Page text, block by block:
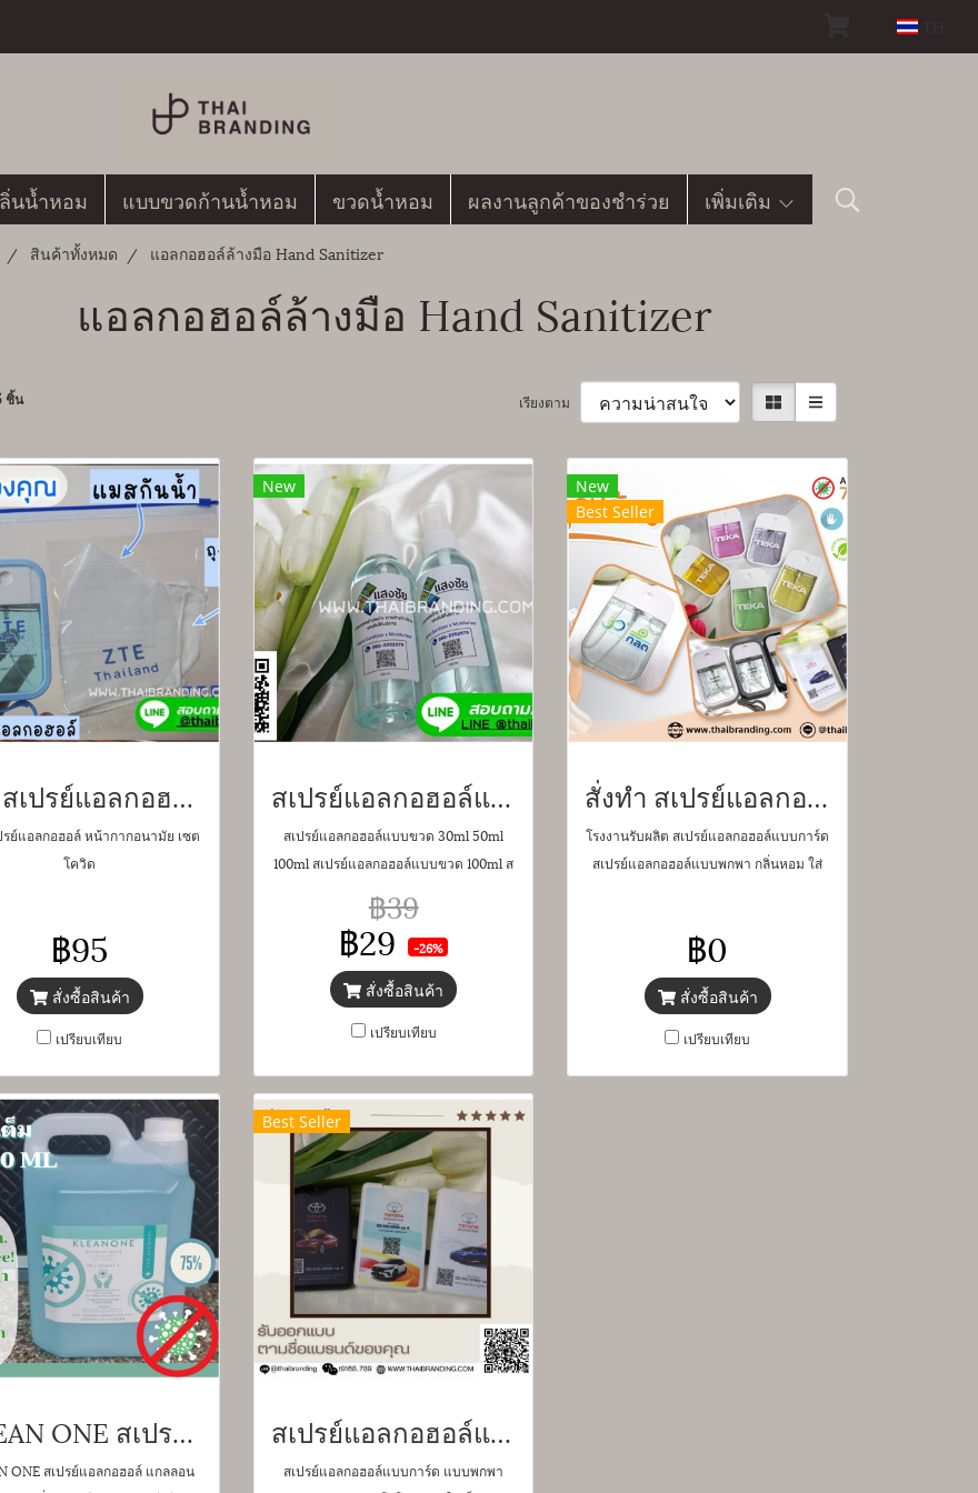
นน้ำหอม แบบขวดก้านน้ำหอม ขวดน้ำหอม ผลงานลูกค้าของชำร่วย เพิ่มเติม
สินค้าทั้งหมด แอลกอฮอล์ล้างมือ Hand Sanitizer
แอลกอฮอล์ล้างมือ Hand Sanitizer
ชิ้น เรียงตาม
เซตสเปรย์แอลกอฮอล์ หน้ากากอนามัย เซตโควิด
รย์แอลกอฮอล์ หน้ากากอนามัย เซต
โควิด
฿95
สั่งซื้อสินค้า
เปรียบเทียบ
New
สเปรย์แอลกอฮอล์แบบขวด 30ml 50ml 100ml
สเปรย์แอลกอฮอล์แบบขวด 30ml 50ml
100ml สเปรย์แอลกอฮอล์แบบขวด 100ml ส
เปรย์แอลกอฮอล์แบบขวด มีทั้ง สเปรย์
แอลกอฮอล์แบบขวด 30ml สเปรย์
แอลกอฮอล์แบบขวด 50 ml สเปรย์
แอลกอฮอล์แบบขวด 100 ml
฿39
฿29 -26%
สั่งซื้อสินค้า
เปรียบเทียบ
New
Best Seller
สั่งทำ สเปรย์แอลกอฮอล์ทรงไอโฟน ขนาด 45/50ml สเปรย์แอลกอฮอล์แบบพกพา
โรงงานรับผลิต สเปรย์แอลกอฮอล์แบบการ์ด
สเปรย์แอลกอฮอล์แบบพกพา กลิ่นหอม ใส่
฿0
สั่งซื้อสินค้า
เปรียบเทียบ
KLEAN ONE สเปรย์แอลกอฮอล์ แกลลอน 5,000 ML ราคาโรงงาน
ONE สเปรย์แอลกอฮอล์ แกลลอน
Best Seller
สเปรย์แอลกอฮอล์แบบการ์ด แบบพกพา-โลโก้ลูกค้า ของชำร่วย
สเปรย์แอลกอฮอล์แบบการ์ด แบบพกพา